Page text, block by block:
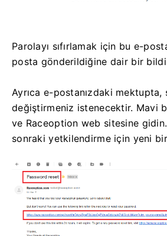
Parolayı sıfırlamak için bu e-
posta gönderildiğine dair bir
Ayrıca e-postanızdaki mektupta,
değiştirmeniz istenecektir. Mavi
ve Raceoption web sitesine gidin.
sonraki yetkilendirme için yeni